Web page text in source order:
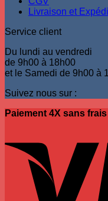
produitLivraison et
Service client
Du lundi au vendredi
de 9h00 à 18h00
et le Samedi de 9h00 à
Suivez nous sur :
Paiement 4X sans frais